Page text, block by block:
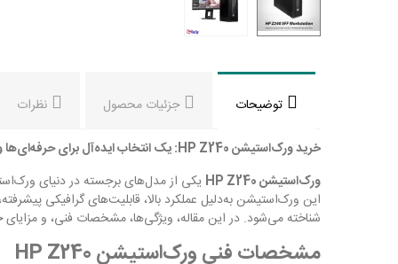
توضیحات جزئیات محصول نظرات
خرید ورک‌استیشن HP Z240: یک انتخاب ایده‌آل برای حرفه‌ای‌ها و کسب‌وکارها
ورک‌استیشن HP Z240
یکی از مدل‌های برجسته در دنیای
این ورک‌استیشن به‌دلیل عملکرد بالا، قابلیت‌های گرافیکی
شناخته می‌شود. در این مقاله، ویژگی‌ها، مشخصات فنی، و مزایای
مشخصات فنی ورک‌استیشن HP Z240